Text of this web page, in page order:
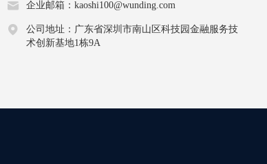
企业邮箱：kaoshi100@wunding.com
公司地址：广东省深圳市南山区科技园金融服务技
术创新基地1栋9A